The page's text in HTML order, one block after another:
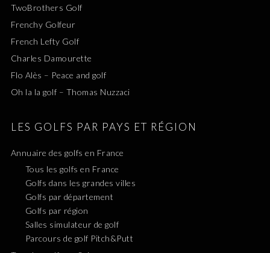
TwoBrothers Golf
Frenchy Golfeur
French Lefty Golf
Charles Damourette
Flo Alès – Peace and golf
Oh la la golf – Thomas Nuzzaci
LES GOLFS PAR PAYS ET RÉGION
Annuaire des golfs en France
Tous les golfs en France
Golfs dans les grandes villes
Golfs par département
Golfs par région
Salles simulateur de golf
Parcours de golf Pitch&Putt